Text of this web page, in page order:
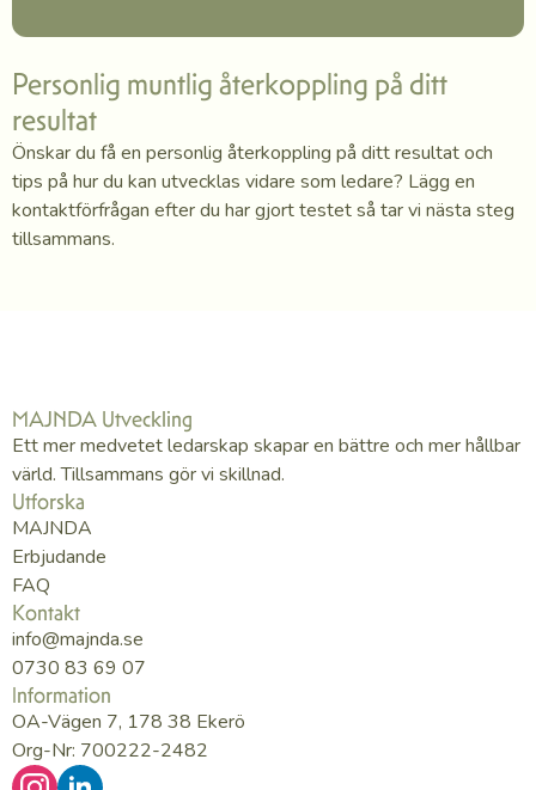
Personlig muntlig återkoppling på ditt
resultat
Önskar du få en personlig återkoppling på ditt resultat och
tips på hur du kan utvecklas vidare som ledare? Lägg en
kontaktförfrågan efter du har gjort testet så tar vi nästa steg
tillsammans.
MAJNDA Utveckling
Ett mer medvetet ledarskap skapar en bättre och mer hållbar
värld. Tillsammans gör vi skillnad.
Utforska
MAJNDA
Erbjudande
FAQ
Kontakt
info@majnda.se
0730 83 69 07
Information
OA-Vägen 7, 178 38 Ekerö
Org-Nr: 700222-2482